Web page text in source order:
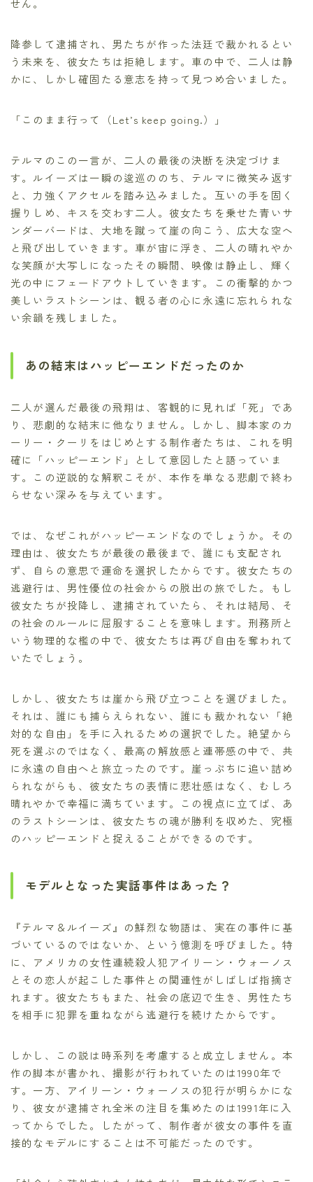
せん。
降参して逮捕され、男たちが作った法廷で裁かれるとい
う未来を、彼女たちは拒絶します。車の中で、二人は静
かに、しかし確固たる意志を持って見つめ合いました。
「このまま行って（Let’s keep going.）」
テルマのこの一言が、二人の最後の決断を決定づけま
す。ルイーズは一瞬の逡巡ののち、テルマに微笑み返す
と、力強くアクセルを踏み込みました。互いの手を固く
握りしめ、キスを交わす二人。彼女たちを乗せた青いサ
ンダーバードは、大地を蹴って崖の向こう、広大な空へ
と飛び出していきます。車が宙に浮き、二人の晴れやか
な笑顔が大写しになったその瞬間、映像は静止し、輝く
光の中にフェードアウトしていきます。この衝撃的かつ
美しいラストシーンは、観る者の心に永遠に忘れられな
い余韻を残しました。
あの結末はハッピーエンドだったのか
二人が選んだ最後の飛翔は、客観的に見れば「死」であ
り、悲劇的な結末に他なりません。しかし、脚本家のカ
ーリー・クーリをはじめとする制作者たちは、これを明
確に「ハッピーエンド」として意図したと語っていま
す。この逆説的な解釈こそが、本作を単なる悲劇で終わ
らせない深みを与えています。
では、なぜこれがハッピーエンドなのでしょうか。その
理由は、彼女たちが最後の最後まで、誰にも支配され
ず、自らの意思で運命を選択したからです。彼女たちの
逃避行は、男性優位の社会からの脱出の旅でした。もし
彼女たちが投降し、逮捕されていたら、それは結局、そ
の社会のルールに屈服することを意味します。刑務所と
いう物理的な檻の中で、彼女たちは再び自由を奪われて
いたでしょう。
しかし、彼女たちは崖から飛び立つことを選びました。
それは、誰にも捕らえられない、誰にも裁かれない「絶
対的な自由」を手に入れるための選択でした。絶望から
死を選ぶのではなく、最高の解放感と連帯感の中で、共
に永遠の自由へと旅立ったのです。崖っぷちに追い詰め
られながらも、彼女たちの表情に悲壮感はなく、むしろ
晴れやかで幸福に満ちています。この視点に立てば、あ
のラストシーンは、彼女たちの魂が勝利を収めた、究極
のハッピーエンドと捉えることができるのです。
モデルとなった実話事件はあった？
『テルマ＆ルイーズ』の鮮烈な物語は、実在の事件に基
づいているのではないか、という憶測を呼びました。特
に、アメリカの女性連続殺人犯アイリーン・ウォーノス
とその恋人が起こした事件との関連性がしばしば指摘さ
れます。彼女たちもまた、社会の底辺で生き、男性たち
を相手に犯罪を重ねながら逃避行を続けたからです。
しかし、この説は時系列を考慮すると成立しません。本
作の脚本が書かれ、撮影が行われていたのは1990年で
す。一方、アイリーン・ウォーノスの犯行が明らかにな
り、彼女が逮捕され全米の注目を集めたのは1991年に入
ってからでした。したがって、制作者が彼女の事件を直
接的なモデルにすることは不可能だったのです。